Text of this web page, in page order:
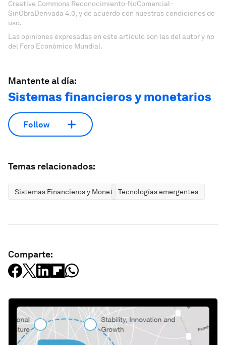
Creative Commons Reconocimiento-NoComercial-
SinObraDerivada 4.0, y de acuerdo con nuestras condiciones de
uso.
Las opiniones expresadas en este artículo son las del autor y no
del Foro Económico Mundial.
Mantente al día:
Sistemas financieros y monetarios
Follow
Temas relacionados:
Sistemas Financieros y MonetariosTecnologías emergentes
Comparte: